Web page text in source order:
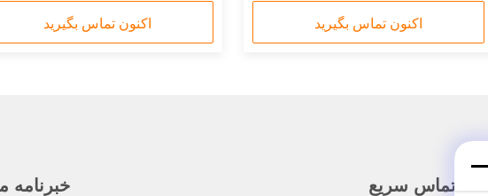
اکنون تماس بگیرید اکنون تماس بگیرید
تماس سریع خبرنامه